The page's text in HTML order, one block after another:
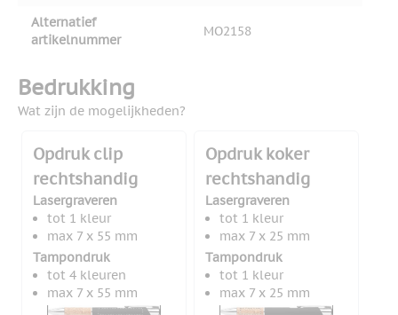
Alternatief
artikelnummer
MO2158
Bedrukking
Wat zijn de mogelijkheden?
Opdruk clip
rechtshandig
Lasergraveren
tot 1 kleur
max 7 x 55 mm
Tampondruk
tot 4 kleuren
max 7 x 55 mm
Opdruk koker
rechtshandig
Lasergraveren
tot 1 kleur
max 7 x 25 mm
Tampondruk
tot 1 kleur
max 7 x 25 mm